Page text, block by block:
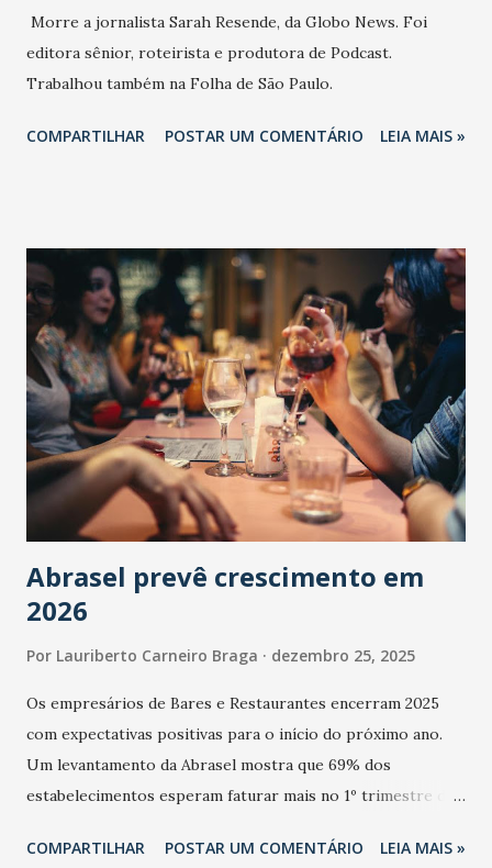
Morre a jornalista Sarah Resende, da Globo News. Foi
editora sênior, roteirista e produtora de Podcast.
Trabalhou também na Folha de São Paulo.
COMPARTILHAR POSTAR UM COMENTÁRIO LEIA MAIS »
Abrasel prevê crescimento em
2026
Por Lauriberto Carneiro Braga dezembro 25, 2025
Os empresários de Bares e Restaurantes encerram 2025
com expectativas positivas para o início do próximo ano.
Um levantamento da Abrasel mostra que 69% dos
estabelecimentos esperam faturar mais no 1º trimestre de
relação ao último trimestre deste ano, 56% também
COMPARTILHAR POSTAR UM COMENTÁRIO LEIA MAIS »